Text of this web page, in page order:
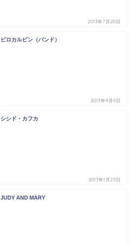
2013年7月20日
ピロカルピン（バンド）
2013年4月9日
シシド・カフカ
2013年1月25日
JUDY AND MARY